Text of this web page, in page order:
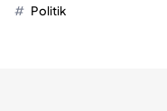
Politik